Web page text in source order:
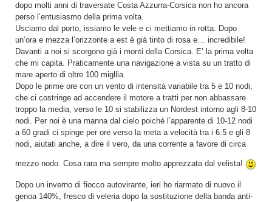
dopo molti anni di traversate Costa Azzurra-Corsica non ho ancora
perso l’entusiasmo della prima volta.
Usciamo dal porto, issiamo le vele e ci mettiamo in rotta. Dopo
un’ora e mezza l’orizzonte a est è già tinto di rosa e… incredibile!
Davanti a noi si scorgono già i monti della Corsica. E’ la prima volta
che mi capita. Praticamente una navigazione a vista su un tratto di
mare aperto di oltre 100 migllia.
Dopo le prime ore con un vento di intensità variabile tra 5 e 10 nodi,
che ci costringe ad accendere il motore a tratti per non abbassare
troppo la media, verso le 10 si stabilizza un Nordest intorno agli 8-10
nodi. Per noi è una manna dal cielo poiché l’apparente di 10-12 nodi
a 60 gradi ci spinge per ore verso la meta a velocità tra i 6.5 e gli 8
nodi, aiutati anche, a dire il vero, da una corrente a favore di circa
mezzo nodo. Cosa rara ma sempre molto apprezzata dal velista!
Dopo un inverno di fiocco autovirante, ieri ho riarmato di nuovo il
genoa 140%, fresco di veleria dopo la sostituzione della banda anti-